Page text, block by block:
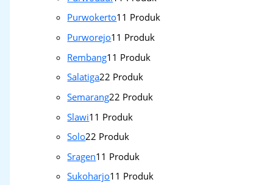
Purwokerto1 1 Produk
Purworejo1 1 Produk
Rembang1 1 Produk
Salatiga22 Produk
Semarang22 Produk
Slawi1 1 Produk
Solo22 Produk
Sragen1 1 Produk
Sukoharjo1 1 Produk